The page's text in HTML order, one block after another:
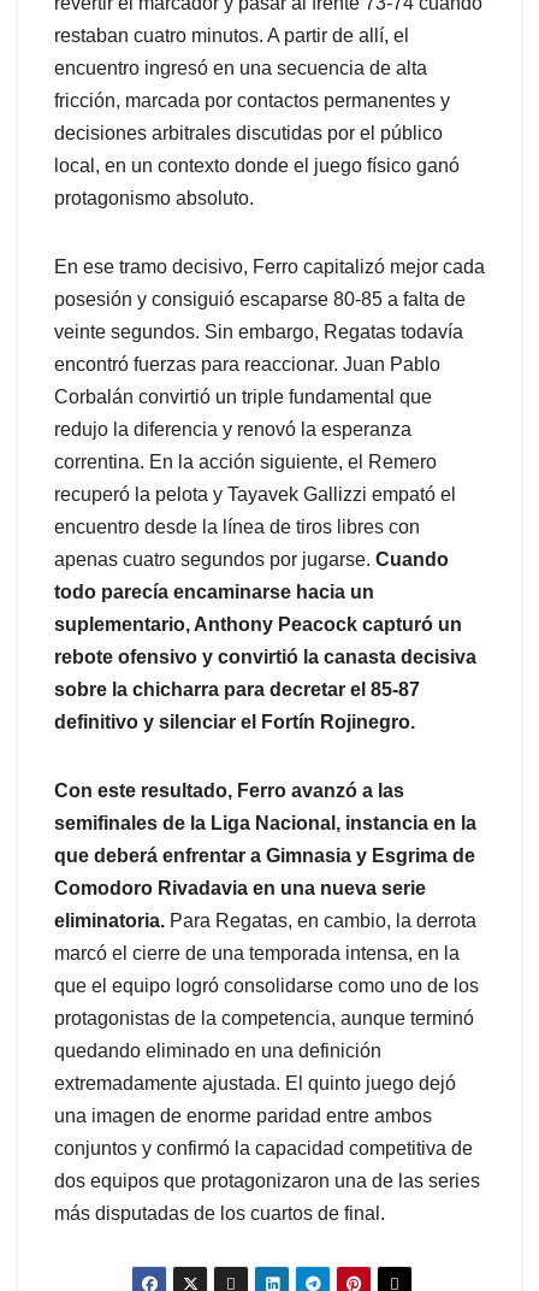
restaban cuatro minutos. A partir de allí, el
encuentro ingresó en una secuencia de alta
fricción, marcada por contactos permanentes y
decisiones arbitrales discutidas por el público
local, en un contexto donde el juego físico ganó
protagonismo absoluto.
En ese tramo decisivo, Ferro capitalizó mejor cada
posesión y consiguió escaparse 80-85 a falta de
veinte segundos. Sin embargo, Regatas todavía
encontró fuerzas para reaccionar. Juan Pablo
Corbalán convirtió un triple fundamental que
redujo la diferencia y renovó la esperanza
correntina. En la acción siguiente, el Remero
recuperó la pelota y Tayavek Gallizzi empató el
encuentro desde la línea de tiros libres con
apenas cuatro segundos por jugarse. Cuando
todo parecía encaminarse hacia un
suplementario, Anthony Peacock capturó un
rebote ofensivo y convirtió la canasta decisiva
sobre la chicharra para decretar el 85-87
definitivo y silenciar el Fortín Rojinegro.
Con este resultado, Ferro avanzó a las
semifinales de la Liga Nacional, instancia en la
que deberá enfrentar a Gimnasia y Esgrima de
Comodoro Rivadavia en una nueva serie
eliminatoria. Para Regatas, en cambio, la derrota
marcó el cierre de una temporada intensa, en la
que el equipo logró consolidarse como uno de los
protagonistas de la competencia, aunque terminó
quedando eliminado en una definición
extremadamente ajustada. El quinto juego dejó
una imagen de enorme paridad entre ambos
conjuntos y confirmó la capacidad competitiva de
dos equipos que protagonizaron una de las series
más disputadas de los cuartos de final.